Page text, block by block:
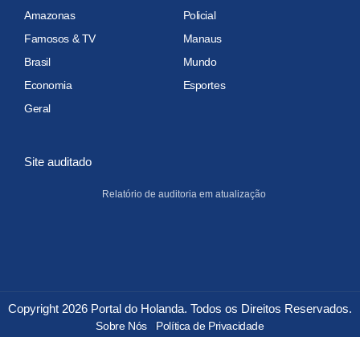
Amazonas
Policial
Famosos & TV
Manaus
Brasil
Mundo
Economia
Esportes
Geral
Site auditado
Relatório de auditoria em atualização
Copyright 2026 Portal do Holanda. Todos os Direitos Reservados.
Sobre Nós Política de Privacidade